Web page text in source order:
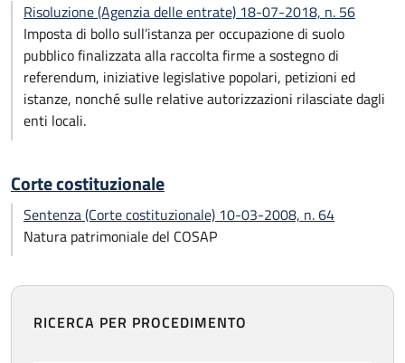
Risoluzione (Agenzia delle entrate) 18-07-2018, n. 56
Imposta di bollo sull’istanza per occupazione di suolo
pubblico finalizzata alla raccolta firme a sostegno di
referendum, iniziative legislative popolari, petizioni ed
istanze, nonché sulle relative autorizzazioni rilasciate dagli
enti locali.
Corte costituzionale
Sentenza (Corte costituzionale) 10-03-2008, n. 64
Natura patrimoniale del COSAP
RICERCA PER PROCEDIMENTO